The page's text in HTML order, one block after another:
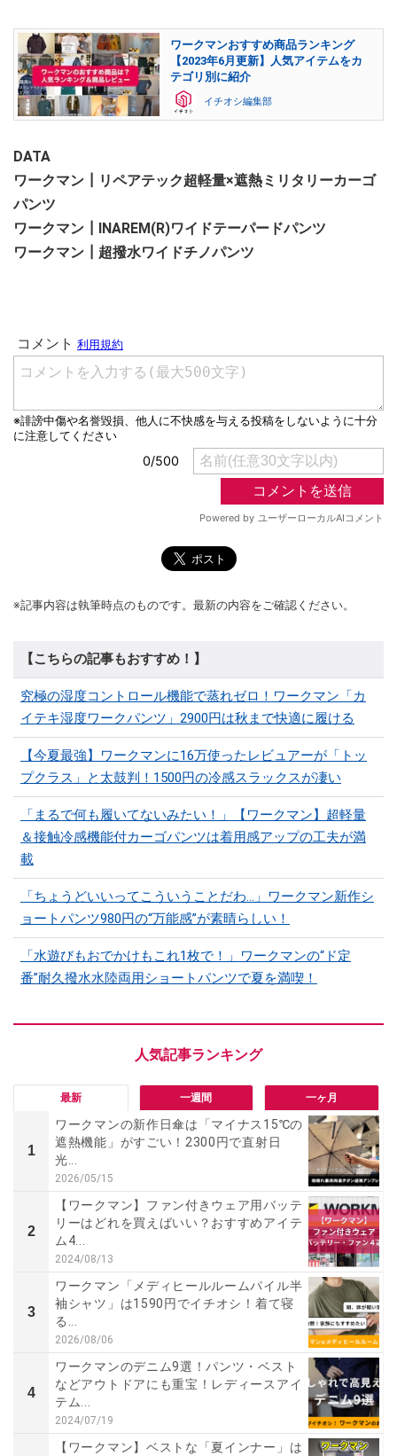
ワークマンおすすめ商品ランキング
【2023年6月更新】人気アイテムをカ
テゴリ別に紹介
イチオシ編集部
DATA
ワークマン┃リペアテック超軽量×遮熱ミリタリーカーゴ
パンツ
ワークマン┃INAREM(R)ワイドテーパードパンツ
ワークマン┃超撥水ワイドチノパンツ
※記事内容は執筆時点のものです。最新の内容をご確認ください。
【こちらの記事もおすすめ！】
究極の湿度コントロール機能で蒸れゼロ！ワークマン「カ
イテキ湿度ワークパンツ」2900円は秋まで快適に履ける
【今夏最強】ワークマンに16万使ったレビュアーが「トッ
プクラス」と太鼓判！1500円の冷感スラックスが凄い
「まるで何も履いてないみたい！」【ワークマン】超軽量
＆接触冷感機能付カーゴパンツは着用感アップの工夫が満
載
「ちょうどいいってこういうことだわ...」ワークマン新作シ
ョートパンツ980円の“万能感”が素晴らしい！
「水遊びもおでかけもこれ1枚で！」ワークマンの“ド定
番”耐久撥水水陸両用ショートパンツで夏を満喫！
最新 一週間 一ヶ月
1
ワークマンの新作日傘は「マイナス15℃の
遮熱機能」がすごい！2300円で直射日
光...
2026/05/15
2
【ワークマン】ファン付きウェア用バッテ
リーはどれを買えばいい？おすすめアイテ
ム4...
2024/08/13
3
ワークマン「メディヒールルームパイル半
袖シャツ」は1590円でイチオシ！着て寝
る...
2026/08/06
4
ワークマンのデニム9選！パンツ・ベスト
などアウトドアにも重宝！レディースアイ
テム...
2024/07/19
【ワークマン】ベストな「夏インナー」は